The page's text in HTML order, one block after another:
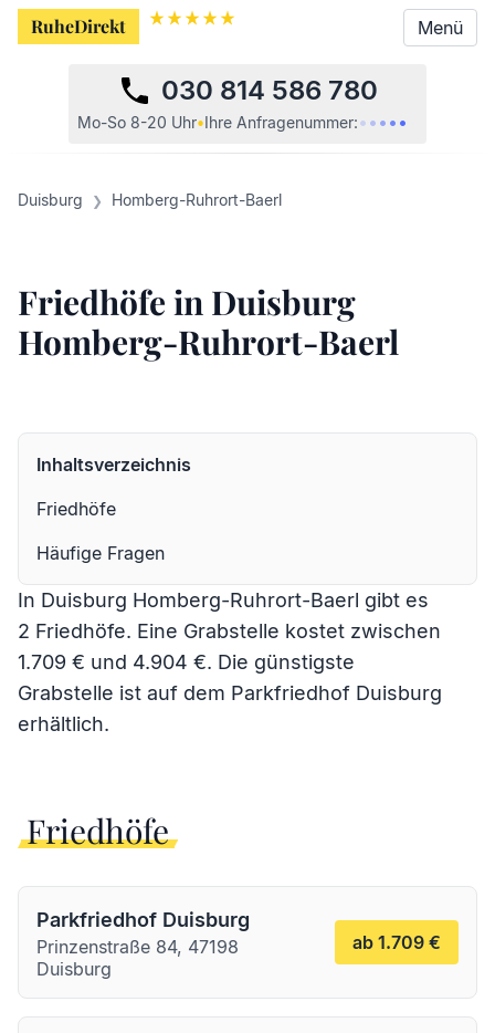
RuheDirekt Menü
030 814 586 780
Mo-So 8-20 Uhr•Ihre Anfragenummer:• • • • •
Duisburg Homberg-Ruhrort-Baerl
Friedhöfe in Duisburg
Homberg-Ruhrort-Baerl
In Duisburg Homberg-Ruhrort-Baerl gibt es
2 Friedhöfe. Eine Grabstelle kostet zwischen
1.709 € und 4.904 €. Die günstigste
Grabstelle ist auf dem Parkfriedhof Duisburg
erhältlich.
Friedhöfe
Parkfriedhof Duisburg
Prinzenstraße 84, 47198
Duisburg
ab 1.709 €
Inhaltsverzeichnis
Friedhöfe
Häufige Fragen